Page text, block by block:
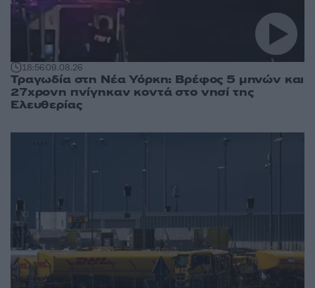
18:5609.08.26
Τραγωδία στη Νέα Υόρκη: Βρέφος 5 μηνών και
27χρονη πνίγηκαν κοντά στο νησί της
Ελευθερίας